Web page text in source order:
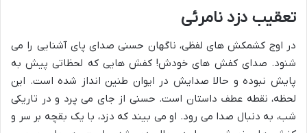
تعقیب دزد نامرئی
در اوج کشمکش های لفظی، ناگهان حسنی صدای پای آشنایی را می
شنود. صدای کفش های خودش! کفش هایی که لحظاتی پیش به
پایش نبوده و حالا صدایش در ایوان طنین انداز شده است. این
لحظه، نقطه عطف داستان است. حسنی از جای می پرد و در تاریکی
شب، به دنبال صدا می رود. او می بیند که دزد، با یک بقچه بر سر و